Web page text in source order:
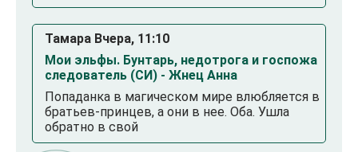
Тамара Вчера, 11:10
Мои эльфы. Бунтарь, недотрога и госпожа
следователь (СИ) - Жнец Анна
Попаданка в магическом мире влюбляется в
братьев-принцев, а они в нее. Оба. Ушла
обратно в свой